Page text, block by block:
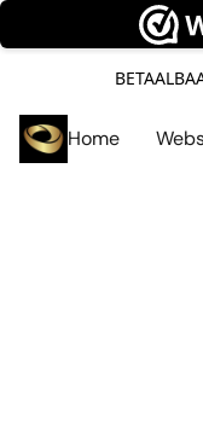
Home